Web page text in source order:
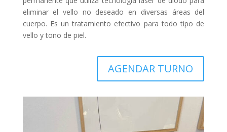
eliminar el vello no deseado en diversas áreas del
cuerpo. Es un tratamiento efectivo para todo tipo de
vello y tono de piel.
AGENDAR TURNO